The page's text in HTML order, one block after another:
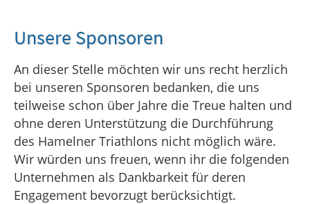
Unsere Sponsoren
An dieser Stelle möchten wir uns recht herzlich
bei unseren Sponsoren bedanken, die uns
teilweise schon über Jahre die Treue halten und
ohne deren Unterstützung die Durchführung
des Hamelner Triathlons nicht möglich wäre.
Wir würden uns freuen, wenn ihr die folgenden
Unternehmen als Dankbarkeit für deren
Engagement bevorzugt berücksichtigt.